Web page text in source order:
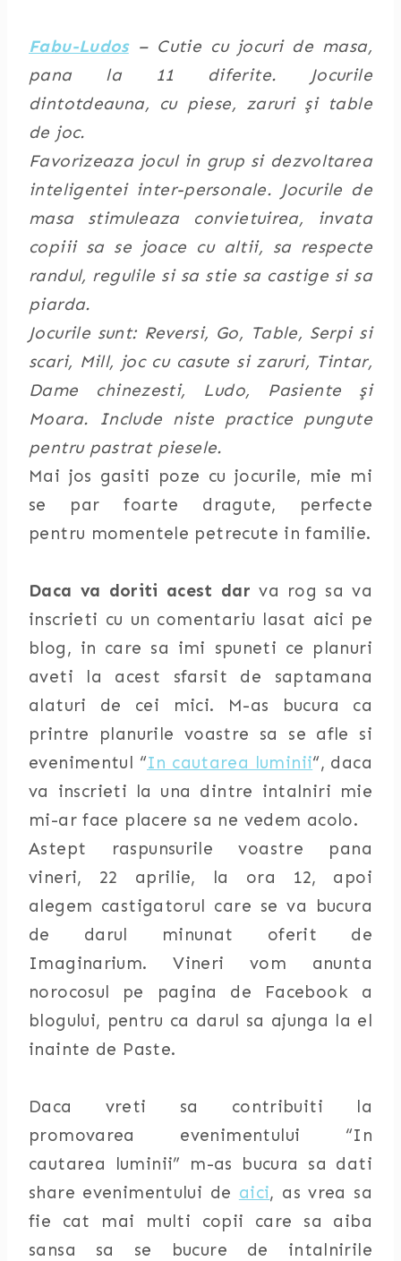
Fabu-Ludos– Cutie cu jocuri de masa,
pana la 11 diferite. Jocurile
dintotdeauna, cu piese, zaruri şi table
de joc.
Favorizeaza jocul in grup si dezvoltarea
inteligentei inter-personale. Jocurile de
masa stimuleaza convietuirea, invata
copiii sa se joace cu altii, sa respecte
randul, regulile si sa stie sa castige si sa
piarda.
Jocurile sunt: Reversi, Go, Table, Serpi si
scari, Mill, joc cu casute si zaruri, Tintar,
Dame chinezesti, Ludo, Pasiente şi
Moara. Include niste practice pungute
pentru pastrat piesele.
Mai jos gasiti poze cu jocurile, mie mi
se par foarte dragute, perfecte
pentru momentele petrecute in familie.
Daca va doriti acest dar va rog sa va
inscrieti cu un comentariu lasat aici pe
blog, in care sa imi spuneti ce planuri
aveti la acest sfarsit de saptamana
alaturi de cei mici. M-as bucura ca
printre planurile voastre sa se afle si
evenimentul “In cautarea luminii“, daca
va inscrieti la una dintre intalniri mie
mi-ar face placere sa ne vedem acolo.
Astept raspunsurile voastre pana
vineri, 22 aprilie, la ora 12, apoi
alegem castigatorul care se va bucura
de darul minunat oferit de
Imaginarium. Vineri vom anunta
norocosul pe pagina de Facebook a
blogului, pentru ca darul sa ajunga la el
inainte de Paste.
Daca vreti sa contribuiti la
promovarea evenimentului “In
cautarea luminii” m-as bucura sa dati
share evenimentului de aici, as vrea sa
fie cat mai multi copii care sa aiba
sansa sa se bucure de intalnirile